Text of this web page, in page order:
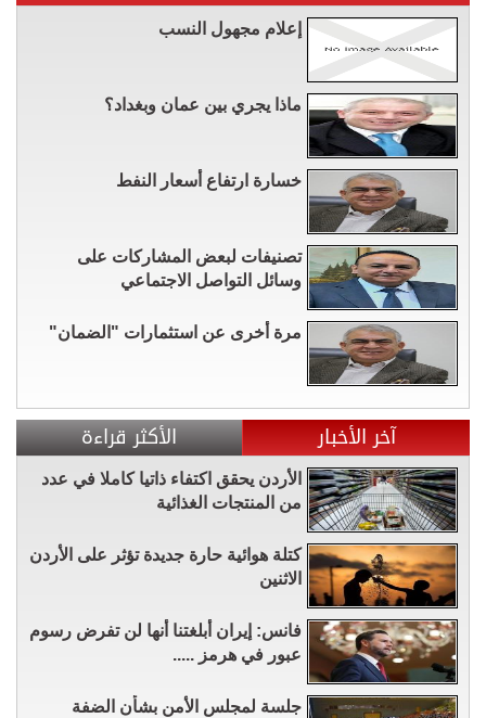
إعلام مجهول النسب
ماذا يجري بين عمان وبغداد؟
خسارة ارتفاع أسعار النفط
تصنيفات لبعض المشاركات على
وسائل التواصل الاجتماعي
مرة أخرى عن استثمارات "الضمان"
آخر الأخبار الأكثر قراءة
الأردن يحقق اكتفاء ذاتيا كاملا في عدد
من المنتجات الغذائية
كتلة هوائية حارة جديدة تؤثر على الأردن
الاثنين
فانس: إيران أبلغتنا أنها لن تفرض رسوم
عبور في هرمز .....
جلسة لمجلس الأمن بشأن الضفة